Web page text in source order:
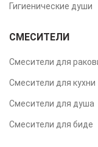
Гигиенические души
СМЕСИТЕЛИ
Смесители для
Смесители для кухни
Смесители для душа
Смесители для биде